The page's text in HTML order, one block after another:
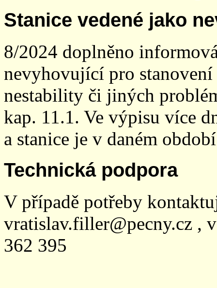
Stanice vedené jako
8/2024 doplněno
nevyhovující pro
nestability či jiných
kap. 11.1. Ve výpisu více
a stanice je v daném
Technická podpora
V případě potřeby
vratislav.filler@pecny.cz ,
362 395